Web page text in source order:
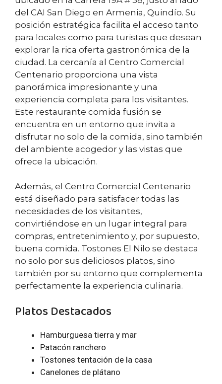
del CAI San Diego en Armenia, Quindío. Su
posición estratégica facilita el acceso tanto
para locales como para turistas que desean
explorar la rica oferta gastronómica de la
ciudad. La cercanía al Centro Comercial
Centenario proporciona una vista
panorámica impresionante y una
experiencia completa para los visitantes.
Este restaurante comida fusión se
encuentra en un entorno que invita a
disfrutar no solo de la comida, sino también
del ambiente acogedor y las vistas que
ofrece la ubicación.
Además, el Centro Comercial Centenario
está diseñado para satisfacer todas las
necesidades de los visitantes,
convirtiéndose en un lugar integral para
compras, entretenimiento y, por supuesto,
buena comida. Tostones El Nilo se destaca
no solo por sus deliciosos platos, sino
también por su entorno que complementa
perfectamente la experiencia culinaria.
Platos Destacados
Hamburguesa tierra y mar
Patacón ranchero
Tostones tentación de la casa
Canelones de plátano